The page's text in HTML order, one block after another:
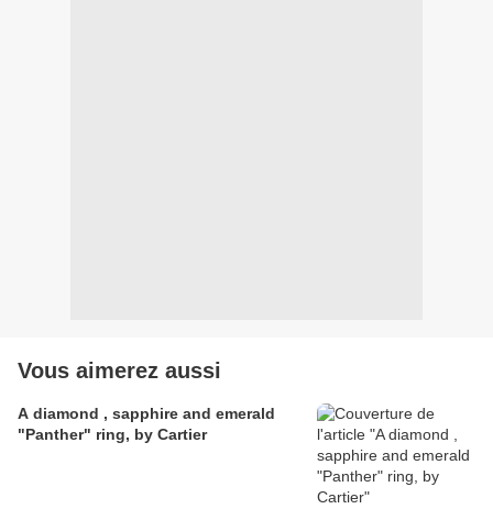
Vous aimerez aussi
A diamond , sapphire and emerald
"Panther" ring, by Cartier